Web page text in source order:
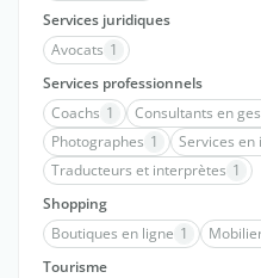
Services juridiques
Avocats 1
Services professionnels
Coachs 1 Consultants en
Photographes 1 Services
Traducteurs et interprètes 1
Shopping
Boutiques en ligne 1
Tourisme